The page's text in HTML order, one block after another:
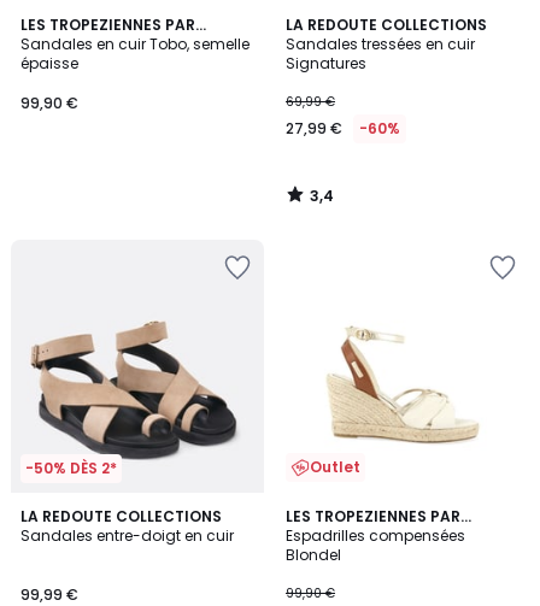
LES TROPEZIENNES PAR
M.BELARBI
Sandales en cuir Tobo, semelle
épaisse
99,90 €
LA REDOUTE COLLECTIONS
Sandales tressées en cuir
Signatures
69,99 €
27,99 € -60%
3,4
/ 5
3,4
/
-50% DÈS 2*
LA REDOUTE COLLECTIONS
Sandales entre-doigt en cuir
99,99 €
4
/
Outlet
LES TROPEZIENNES PAR
M.BELARBI
Espadrilles compensées
Blondel
99,90 €
2,3
/ 5